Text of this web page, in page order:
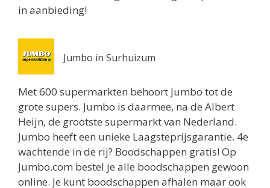
Utrecht 3572BG
Routebeschrijving
Oudenoord 1
Utrecht 3513EG
0.9 km
Routebeschrijving
Albert Heijn Utrecht
Burgemeester Reigerstraat 57
in aanbieding!
Jumbo in Surhuizum
Met 600 supermarkten behoort Jumbo tot de
grote supers. Jumbo is daarmee, na de Albert
Heijn, de grootste supermarkt van Nederland.
Jumbo heeft een unieke Laagsteprijsgarantie. 4e
wachtende in de rij? Boodschappen gratis! Op
Jumbo.com bestel je alle boodschappen gewoon
online. Je kunt boodschappen afhalen maar ook